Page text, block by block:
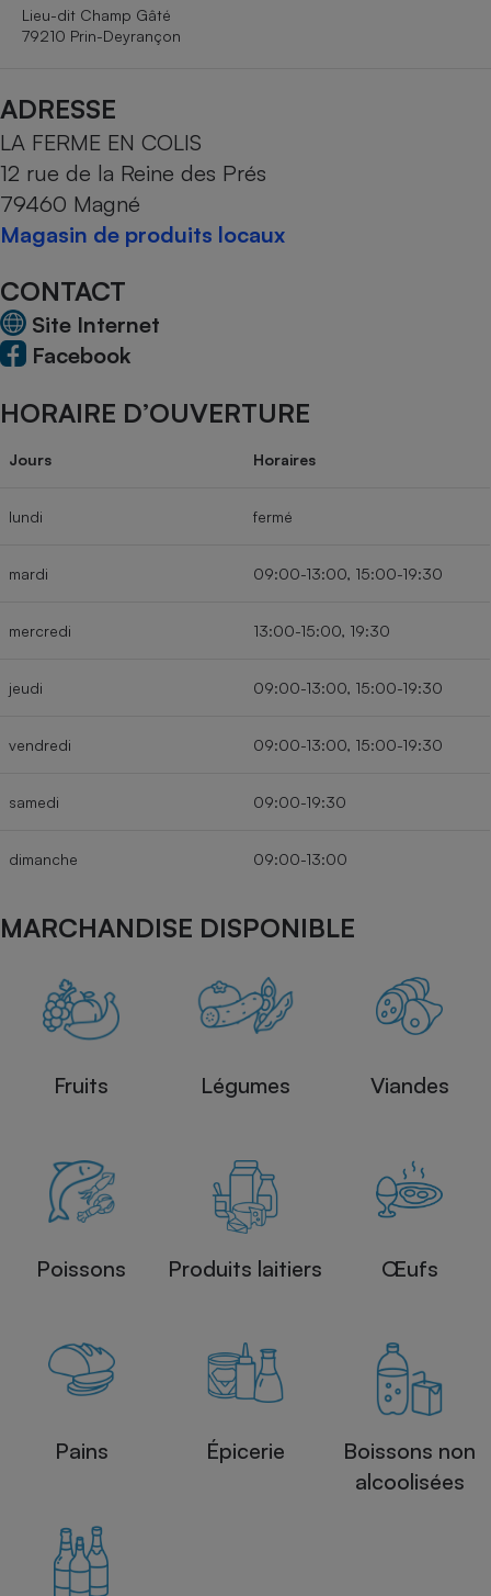
Lieu-dit Champ Gâté
79210 Prin-Deyrançon
ADRESSE
LA FERME EN COLIS
12 rue de la Reine des Prés
79460 Magné
Magasin de produits locaux
CONTACT
Site Internet
Facebook
HORAIRE D’OUVERTURE
Jours Horaires
lundi fermé
mardi 09:00-13:00, 15:00-19:30
mercredi 13:00-15:00, 19:30
jeudi 09:00-13:00, 15:00-19:30
vendredi 09:00-13:00, 15:00-19:30
samedi 09:00-19:30
dimanche 09:00-13:00
MARCHANDISE DISPONIBLE
Fruits Légumes Viandes
Poissons Produits laitiers Œufs
Pains Épicerie
Boissons non
alcoolisées